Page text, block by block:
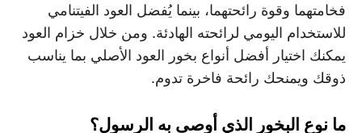
فخامتهما وقوة رائحتهما، بينما يُفضل العود الفيتنامي
للاستخدام اليومي لرائحته الهادئة. ومن خلال خزام العود
يمكنك اختيار أفضل أنواع بخور العود الأصلي بما يناسب
ذوقك ويمنحك رائحة فاخرة تدوم.
ما نوع البخور الذي أوصى به الرسول؟